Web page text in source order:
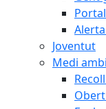
Joventut
Medi